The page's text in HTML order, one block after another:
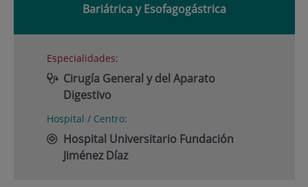
Bariátrica y Esofagogástrica
Especialidades:
Cirugía General y del Aparato
Digestivo
Hospital / Centro:
Hospital Universitario Fundación
Jiménez Díaz